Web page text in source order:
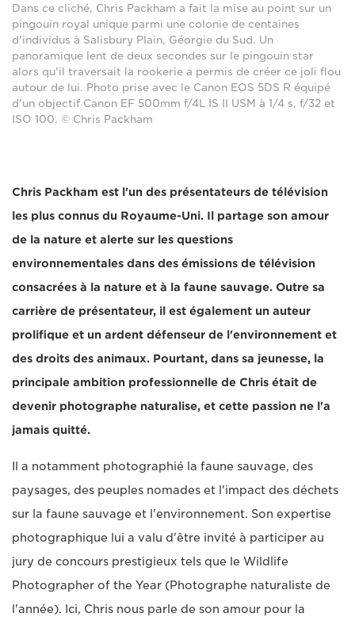
Dans ce cliché, Chris Packham a fait la mise au point sur un
pingouin royal unique parmi une colonie de centaines
d'individus à Salisbury Plain, Géorgie du Sud. Un
panoramique lent de deux secondes sur le pingouin star
alors qu'il traversait la rookerie a permis de créer ce joli flou
autour de lui. Photo prise avec le Canon EOS 5DS R équipé
d'un objectif Canon EF 500mm f/4L IS II USM à 1/4 s, f/32 et
ISO 100. © Chris Packham
Chris Packham est l'un des présentateurs de télévision
les plus connus du Royaume-Uni. Il partage son amour
de la nature et alerte sur les questions
environnementales dans des émissions de télévision
consacrées à la nature et à la faune sauvage. Outre sa
carrière de présentateur, il est également un auteur
prolifique et un ardent défenseur de l'environnement et
des droits des animaux. Pourtant, dans sa jeunesse, la
principale ambition professionnelle de Chris était de
devenir photographe naturalise, et cette passion ne l'a
jamais quitté.
Il a notamment photographié la faune sauvage, des
paysages, des peuples nomades et l'impact des déchets
sur la faune sauvage et l'environnement. Son expertise
photographique lui a valu d'être invité à participer au
jury de concours prestigieux tels que le Wildlife
Photographer of the Year (Photographe naturaliste de
l'année). Ici, Chris nous parle de son amour pour la